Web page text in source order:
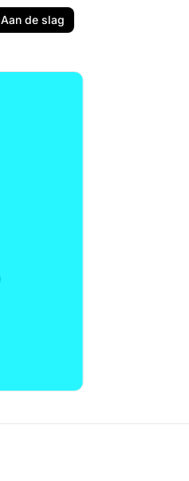
Aan de slag